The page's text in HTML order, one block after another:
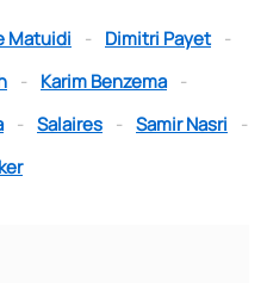
Matuidi - Dimitri Payet -
- Karim Benzema -
- Salaires - Samir Nasri
-